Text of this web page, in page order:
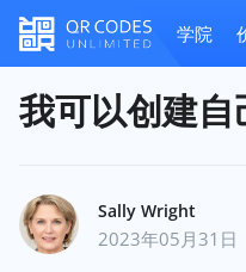
学院
我可以创建
Sally Wright
2023年05月31日